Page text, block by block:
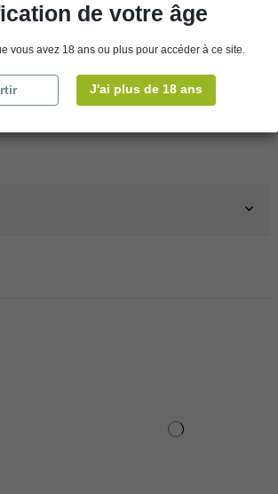
France
Bourgogne
de votre âge
vous avez 18 ans ou plus pour accéder à ce site.
J'ai plus de 18 ans